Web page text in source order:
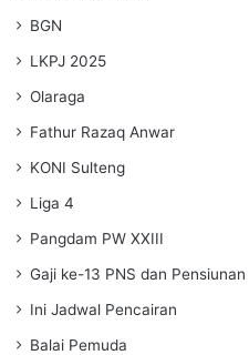
BGN
LKPJ 2025
Olaraga
Fathur Razaq Anwar
KONI Sulteng
Liga 4
Pangdam PW XXIII
Gaji ke-13 PNS dan Pensiunan
Ini Jadwal Pencairan
Balai Pemuda